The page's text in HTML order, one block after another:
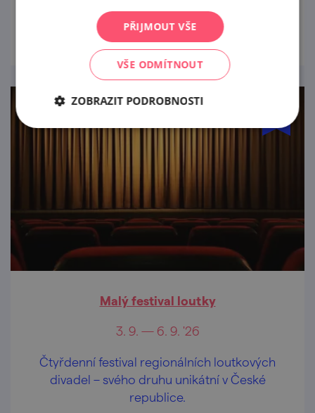
prohlédnout
Malý festival loutky
3. 9. — 6. 9. '26
Čtyřdenní festival regionálních loutkových
divadel – svého druhu unikátní v České
republice.
PŘIJMOUT VŠE
VŠE ODMÍTNOUT
ZOBRAZIT PODROBNOSTI